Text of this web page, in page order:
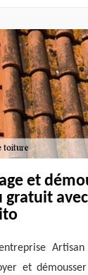
et
gratuit
et